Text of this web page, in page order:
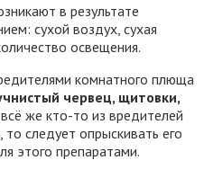
в результате
сухой воздух, сухая
освещения.
комнатного плюща
червец, щитовки,
всё же кто-то из вредителей
следует опрыскивать его
этого препаратами.